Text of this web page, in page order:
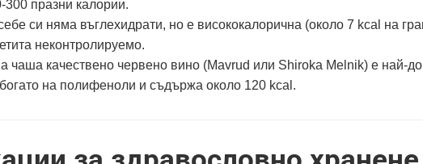
празни калории.
си няма въглехидрати, но е висококалорична (около 7 kcal на
неконтролируемо.
чаша качествено червено вино (Mavrud или Shiroka Melnik) е най-
на полифеноли и съдържа около 120 kcal.